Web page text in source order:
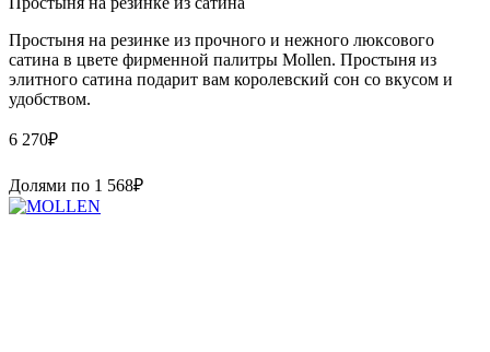
Простыня на резинке из прочного и нежного люксового
сатина в цвете фирменной палитры Mollen. Простыня из
элитного сатина подарит вам королевский сон со вкусом и
удобством.
6 270₽
Долями по 1 568₽